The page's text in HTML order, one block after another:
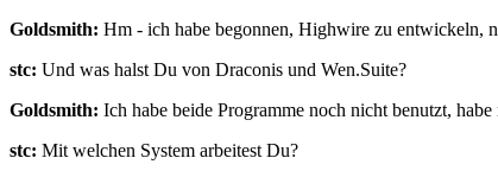
Goldsmith: Hm - ich habe begonnen, Highwire zu entwickeln,
stc: Und was halst Du von Draconis und Wen.Suite?
Goldsmith: Ich habe beide Programme noch nicht benutzt,
stc: Mit welchen System arbeitest Du?